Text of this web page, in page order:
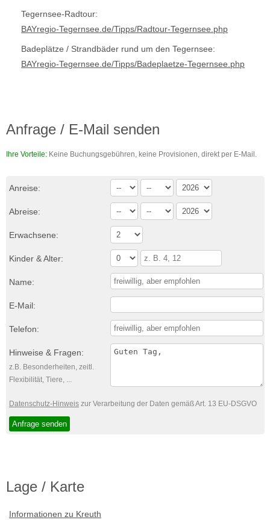
Tegernsee-Radtour:
BAYregio-Tegernsee.de/Tipps/Radtour-Tegernsee.php
Badeplätze / Strandbäder rund um den Tegernsee:
BAYregio-Tegernsee.de/Tipps/Badeplaetze-Tegernsee.php
Anfrage / E-Mail senden
Ihre Vorteile: Keine Buchungsgebühren, keine Provisionen, direkt per E-Mail.
Anreise:
Abreise:
Erwachsene:
Kinder & Alter:
Name:
E-Mail:
Telefon:
Hinweise & Fragen:
z.B. Besonderheiten, zeitl.
Flexibilität, Tiere, ...
Datenschutz-Hinweis zur Verarbeitung der Daten gemäß Art. 13 EU-DSGVO
Lage / Karte
Informationen zu Kreuth